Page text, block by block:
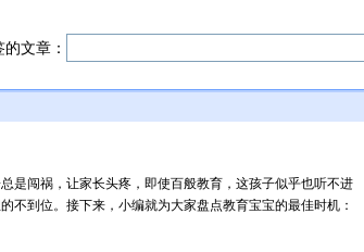
的文章：
是闯祸，让家长头疼，即使百般教育，这孩子似乎也听不进
不到位。接下来，小编就为大家盘点教育宝宝的最佳时机：